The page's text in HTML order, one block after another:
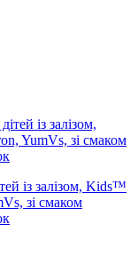
із залізом, Kids™
зі смаком